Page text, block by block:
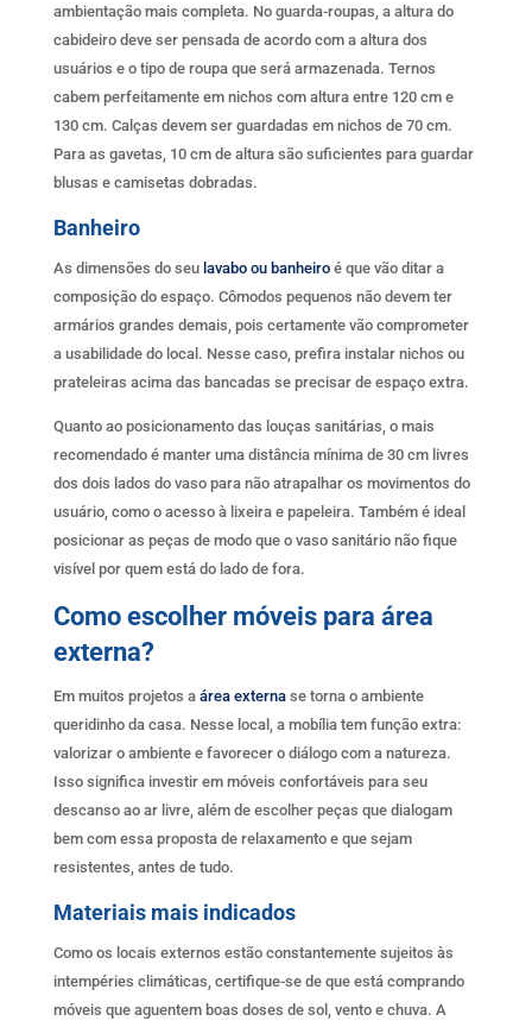
ambientação mais completa. No guarda-roupas, a altura do
cabideiro deve ser pensada de acordo com a altura dos
usuários e o tipo de roupa que será armazenada. Ternos
cabem perfeitamente em nichos com altura entre 120 cm e
130 cm. Calças devem ser guardadas em nichos de 70 cm.
Para as gavetas, 10 cm de altura são suficientes para guardar
blusas e camisetas dobradas.
Banheiro
As dimensões do seu lavabo ou banheiroé que vão ditar a
composição do espaço. Cômodos pequenos não devem ter
armários grandes demais, pois certamente vão comprometer
a usabilidade do local. Nesse caso, prefira instalar nichos ou
prateleiras acima das bancadas se precisar de espaço extra.
Quanto ao posicionamento das louças sanitárias, o mais
recomendado é manter uma distância mínima de 30 cm livres
dos dois lados do vaso para não atrapalhar os movimentos do
usuário, como o acesso à lixeira e papeleira. Também é ideal
posicionar as peças de modo que o vaso sanitário não fique
visível por quem está do lado de fora.
Como escolher móveis para área
externa?
Em muitos projetos a área externase torna o ambiente
queridinho da casa. Nesse local, a mobília tem função extra:
valorizar o ambiente e favorecer o diálogo com a natureza.
Isso significa investir em móveis confortáveis para seu
descanso ao ar livre, além de escolher peças que dialogam
bem com essa proposta de relaxamento e que sejam
resistentes, antes de tudo.
Materiais mais indicados
Como os locais externos estão constantemente sujeitos às
intempéries climáticas, certifique-se de que está comprando
móveis que aguentem boas doses de sol, vento e chuva. A